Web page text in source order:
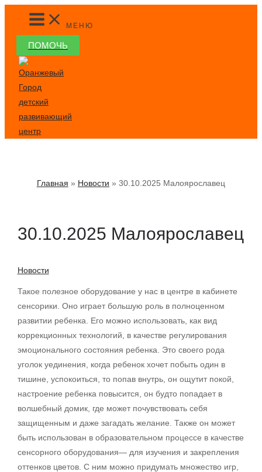
Перейти
содержимому
MAIN
MENU
МЕНЮ
ПОМОЧЬ
Главная Новости 30.10.2025 Малоярославец
30.10.2025 Малоярославец
Новости
Такое полезное оборудование у нас в центре в кабинете
сенсорики. Оно играет большую роль в полноценном
развитии ребенка. Его можно использовать, как вид
коррекционных технологий, в качестве регулирования
эмоционального состояния ребенка. Это своего рода
уголок уединения, когда ребенок хочет побыть один в
тишине, успокоиться, то попав внутрь, он ощутит покой,
настроение ребенка повысится, он будто попадает в
волшебный домик, где может почувствовать себя
защищенным и даже загадать желание. Также он может
быть использован в образовательном процессе в качестве
сенсорного оборудования— для изучения и закрепления
оттенков цветов. С ним можно придумать множество игр,